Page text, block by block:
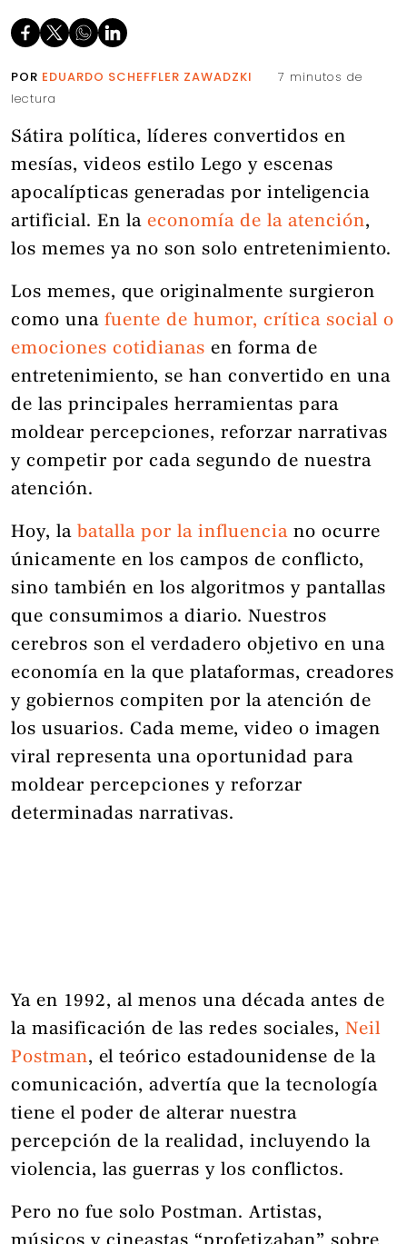
POR EDUARDO SCHEFFLER ZAWADZKI
7 minutos de
lectura
Sátira política, líderes convertidos en
mesías, videos estilo Lego y escenas
apocalípticas generadas por inteligencia
artificial. En la economía de la atención,
los memes ya no son solo entretenimiento.
Los memes, que originalmente surgieron
como una fuente de humor, crítica social o
emociones cotidianas en forma de
entretenimiento, se han convertido en una
de las principales herramientas para
moldear percepciones, reforzar narrativas
y competir por cada segundo de nuestra
atención.
Hoy, la batalla por la influencia no ocurre
únicamente en los campos de conflicto,
sino también en los algoritmos y pantallas
que consumimos a diario. Nuestros
cerebros son el verdadero objetivo en una
economía en la que plataformas, creadores
y gobiernos compiten por la atención de
los usuarios. Cada meme, video o imagen
viral representa una oportunidad para
moldear percepciones y reforzar
determinadas narrativas.
Ya en 1992, al menos una década antes de
la masificación de las redes sociales, Neil
Postman, el teórico estadounidense de la
comunicación, advertía que la tecnología
tiene el poder de alterar nuestra
percepción de la realidad, incluyendo la
violencia, las guerras y los conflictos.
Pero no fue solo Postman. Artistas,